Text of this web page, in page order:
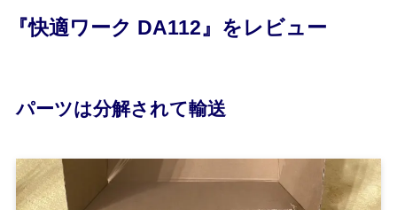
『快適ワーク DA112』 をレビュー
パーツは分解されて輸送